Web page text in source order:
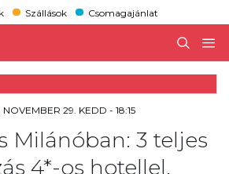
Szállások Csomagajánlat
29. KEDD - 18:15
Milánóban: 3 teljes
4*-os hotellel,